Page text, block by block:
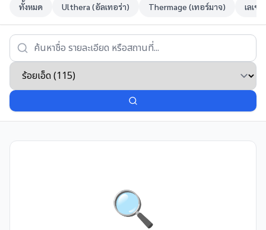
ทั้งหมด Ulthera (อัลเทอร่า) Thermage (เทอร์มาจ) เลเซ
🔍